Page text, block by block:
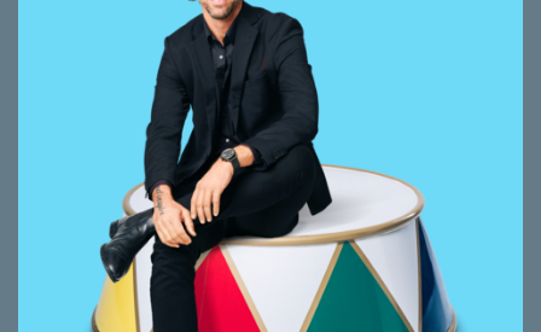
Beratungsschwerpunkte
Verkauf und Vermietung von Wohnungen
und Gewerbe-Immobilien
Social Media Kampagnen mit Fokus
Immobilien-Vermarktung
Immobilien- und Projektberatungen
Akquisition von Immobilien-Projekten
Nach seiner ersten Tätigkeit bei smeyers von
2017 bis 2023 und einem zwischenzeitlichen